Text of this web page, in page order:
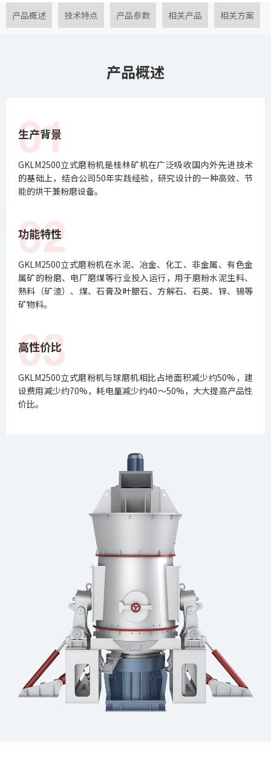
产品概述 技术特点 产品参数 相关产品 相关方案
产品概述
01
生产背景
GKLM2500立式磨粉机是桂林矿机在广泛吸收国内外先进技术
的基础上，结合公司50年实践经验，研究设计的一种高效、节
能的烘干兼粉磨设备。
02
功能特性
GKLM2500立式磨粉机在水泥、冶金、化工、非金属、有色金
属矿的粉磨、电厂磨煤等行业投入运行，用于磨粉水泥生料、
熟料（矿渣）、煤、石膏及叶腊石、方解石、石英、锌、锡等
矿物料。
03
高性价比
GKLM2500立式磨粉机与球磨机相比占地面积减少约50%，建
设费用减少约70%，耗电量减少约40～50%，大大提高产品性
价比。